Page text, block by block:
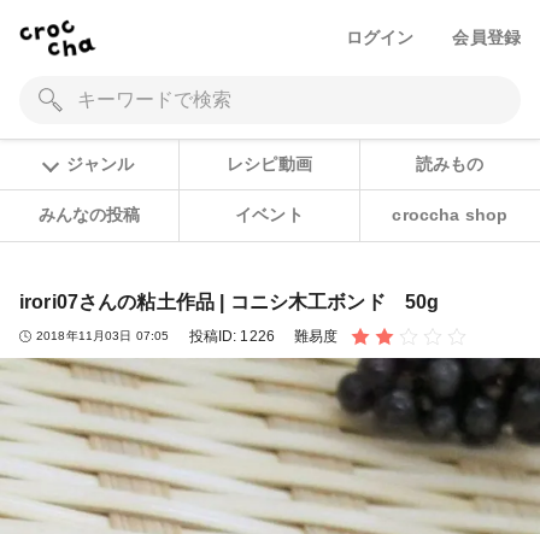
ログイン 会員登録
ジャンル レシピ動画 読みもの
みんなの投稿 イベント croccha shop
irori07さんの粘土作品 | コニシ木工ボンド 50g
2018年11月03日 07:05 投稿ID: 1226 難易度